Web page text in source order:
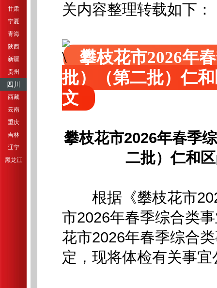
甘肃
宁夏
青海
陕西
新疆
贵州
四川
西藏
云南
重庆
吉林
辽宁
黑龙江
关内容整理转载如下：
攀枝花市2026年
批）（第二批）仁
文
攀枝花市2026年春季
二批）仁和
根据《攀枝花市
市2026年春季综合类
花市2026年春季综合
定，现将体检有关事